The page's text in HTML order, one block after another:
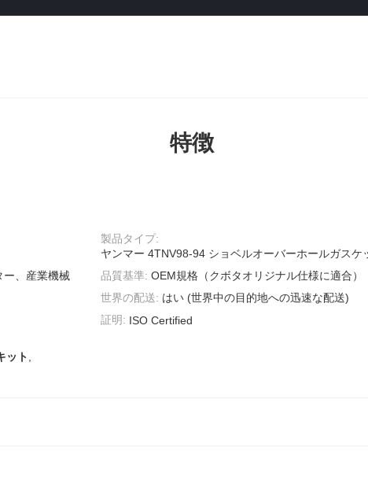
特徴
製品タイプ:
ヤンマー 4TNV98-94 ショベルオーバーホールガスケ
ー、産業機械 品質基準: OEM規格（クボタオリジナル仕様に適合）
世界の配送: はい (世界中の目的地への迅速な配送)
証明: ISO Certified
ット